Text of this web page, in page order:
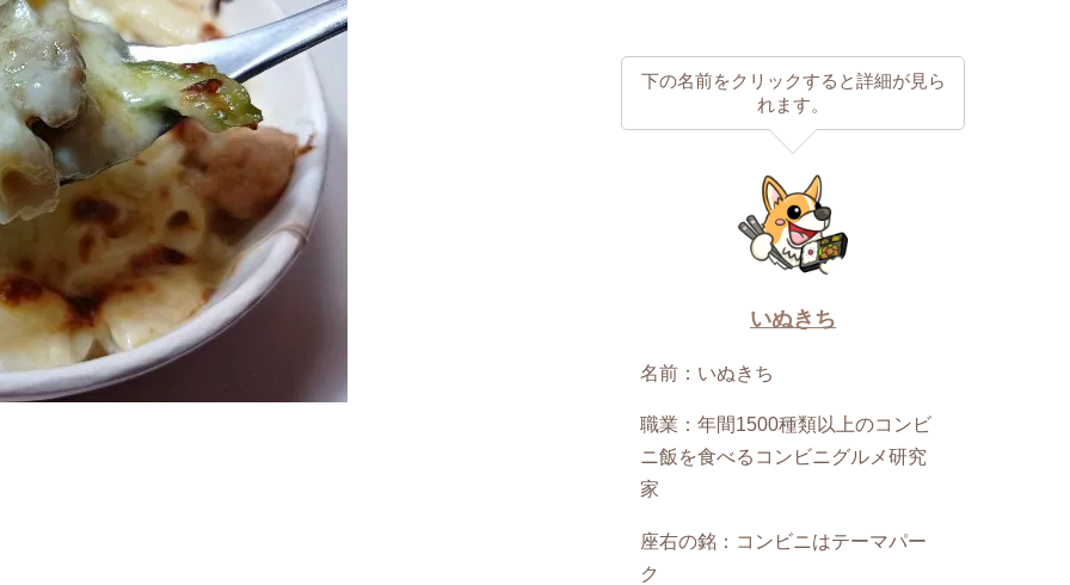
下の名前をクリックすると詳細が見ら
れます。
いぬきち
名前：いぬきち
職業：年間1500種類以上のコンビ
ニ飯を食べるコンビニグルメ研究
家
座右の銘：コンビニはテーマパー
ク